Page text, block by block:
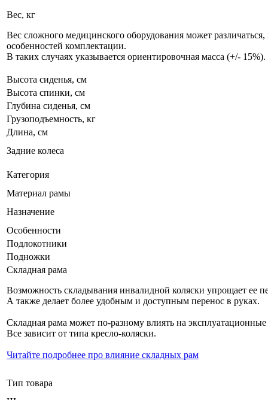
Вес, кг
Вес сложного медицинского оборудования может
особенностей комплектации.
В таких случаях указывается ориентировочная масса (+/- 15%).
Высота сиденья, см
Высота спинки, см
Глубина сиденья, см
Грузоподъемность, кг
Длина, см
Задние колеса
Категория
Материал рамы
Назначение
Особенности
Подлокотники
Подножки
Складная рама
Возможность складывания инвалидной коляски упрощает ее
А также делает более удобным и доступным перенос в руках.
Складная рама может по-разному влиять на эксплуатационные
Все зависит от типа кресло-коляски.
Читайте подробнее про влияние складных рам
Тип товара